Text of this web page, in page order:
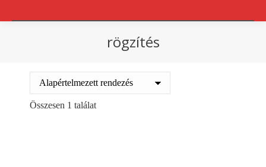
rögzítés
Összesen 1 találat